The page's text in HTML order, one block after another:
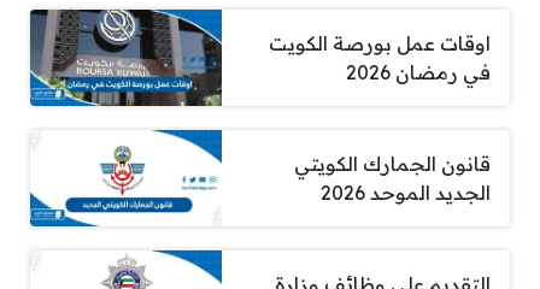
اوقات عمل بورصة الكويت
في رمضان 2026
قانون الجمارك الكويتي
الجديد الموحد 2026
التقديم على وظائف وزارة